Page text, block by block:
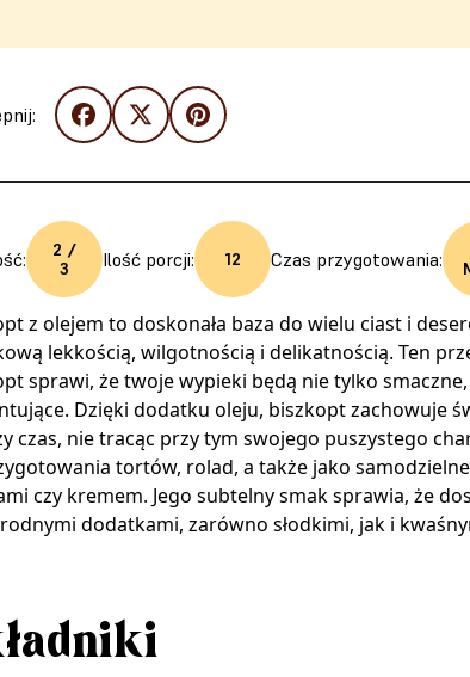
2 /
3
Ilość porcji: 12 Czas przygotowania:
z olejem to doskonała baza do wielu ciast i
lekkością, wilgotnością i delikatnością. Ten
sprawi, że twoje wypieki będą nie tylko
Dzięki dodatku oleju, biszkopt zachowuje
czas, nie tracąc przy tym swojego puszystego
tortów, rolad, a także jako
czy kremem. Jego subtelny smak sprawia, że
dodatkami, zarówno słodkimi, jak i